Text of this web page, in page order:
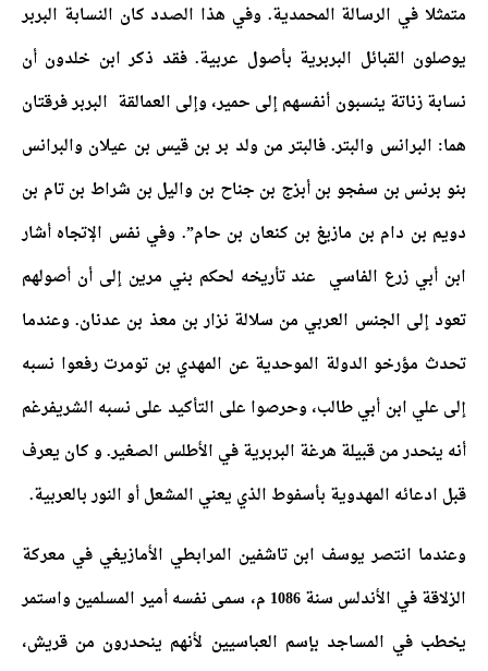
متمثلا في الرسالة المحمدية. وفي هذا الصدد كان النسابة البربر
يوصلون القبائل البربرية بأصول عربية. فقد ذكر ابن خلدون أن
نسابة زناتة ينسبون أنفسهم إلى حمير، وإلى العمالقة البربر فرقتان
هما: البرانس والبتر. فالبتر من ولد بر بن قيس بن عيلان والبرانس
بنو برنس بن سفجو بن أبزج بن جناح بن واليل بن شراط بن تام بن
دويم بن دام بن مازيغ بن كنعان بن حام”. وفي نفس الإتجاه أشار
ابن أبي زرع الفاسي عند تأريخه لحكم بني مرين إلى أن أصولهم
تعود إلى الجنس العربي من سلالة نزار بن معذ بن عدنان. وعندما
تحدث مؤرخو الدولة الموحدية عن المهدي بن تومرت رفعوا نسبه
إلى علي ابن أبي طالب، وحرصوا على التأكيد على نسبه الشريفرغم
أنه ينحدر من قبيلة هرغة البربرية في الأطلس الصغير. و كان يعرف
قبل ادعائه المهدوية بأسفوط الذي يعني المشعل أو النور بالعربية.
وعندما انتصر يوسف ابن تاشفين المرابطي الأمازيغي في معركة
الزلاقة في الأندلس سنة 1086 م، سمى نفسه أمير المسلمين واستمر
يخطب في المساجد بإسم العباسيين لأنهم ينحدرون من قريش،